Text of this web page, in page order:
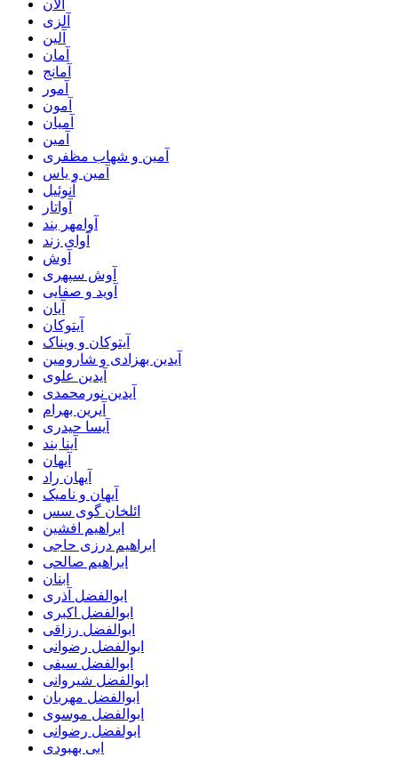
آلان
آلزی
آلین
آمان
آمانج
آمور
آمون
آمیان
آمین
آمین و شهاب مظفری
آمین و یاس
آنوئیل
آواتار
آوامهر بند
آوای زند
آوش
آوش سپهری
آوید و صفایی
آیان
آیتوکان
آیتوکان و ویناک
آیدین بهزادی و شارومین
آیدین علوی
آیدین نورمحمدی
آیرین بهرام
آیسا حیدری
آینا بند
آیهان
آیهان راد
آیهان و نامیک
ائلخان گوی سس
ابراهیم افشین
ابراهیم درزی حاجی
ابراهیم صالحی
ابنان
ابوالفضل آذری
ابوالفضل اکبری
ابوالفضل رزاقی
ابوالفضل رضوانی
ابوالفضل سیفی
ابوالفضل شیروانی
ابوالفضل مهربان
ابوالفضل موسوی
ابولفضل رضوانی
ابی بهبودی